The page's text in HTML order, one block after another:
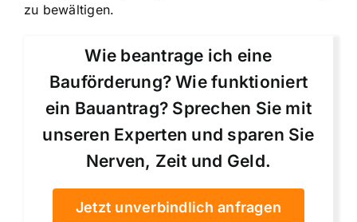
zu bewältigen.
Wie beantrage ich eine
Bauförderung? Wie funktioniert
ein Bauantrag? Sprechen Sie mit
unseren Experten und sparen Sie
Nerven, Zeit und Geld.
Jetzt unverbindlich anfragen